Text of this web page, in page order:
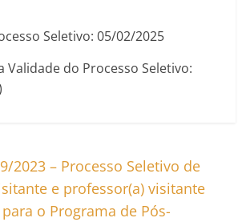
Seletivo: 05/02/2025
Validade do Processo Seletivo:
2023 – Processo Seletivo de
e professor(a) visitante
o Programa de Pós-